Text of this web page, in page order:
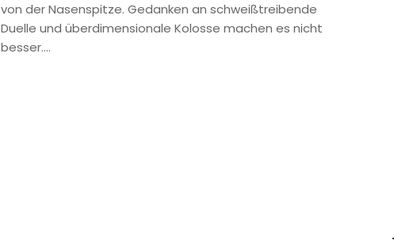
von der Nasenspitze. Gedanken an schweißtreibende
Duelle und überdimensionale Kolosse machen es nicht
besser….